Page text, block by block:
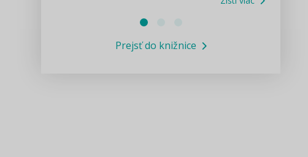
Informácie COVID19
Prejsť do knižnice